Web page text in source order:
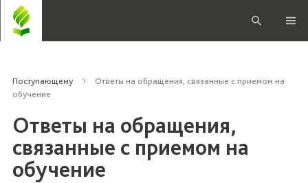
Поступающему
Ответы на обращения, связанные с приемом на
обучение
Ответы на обращения,
связанные с приемом на
обучение